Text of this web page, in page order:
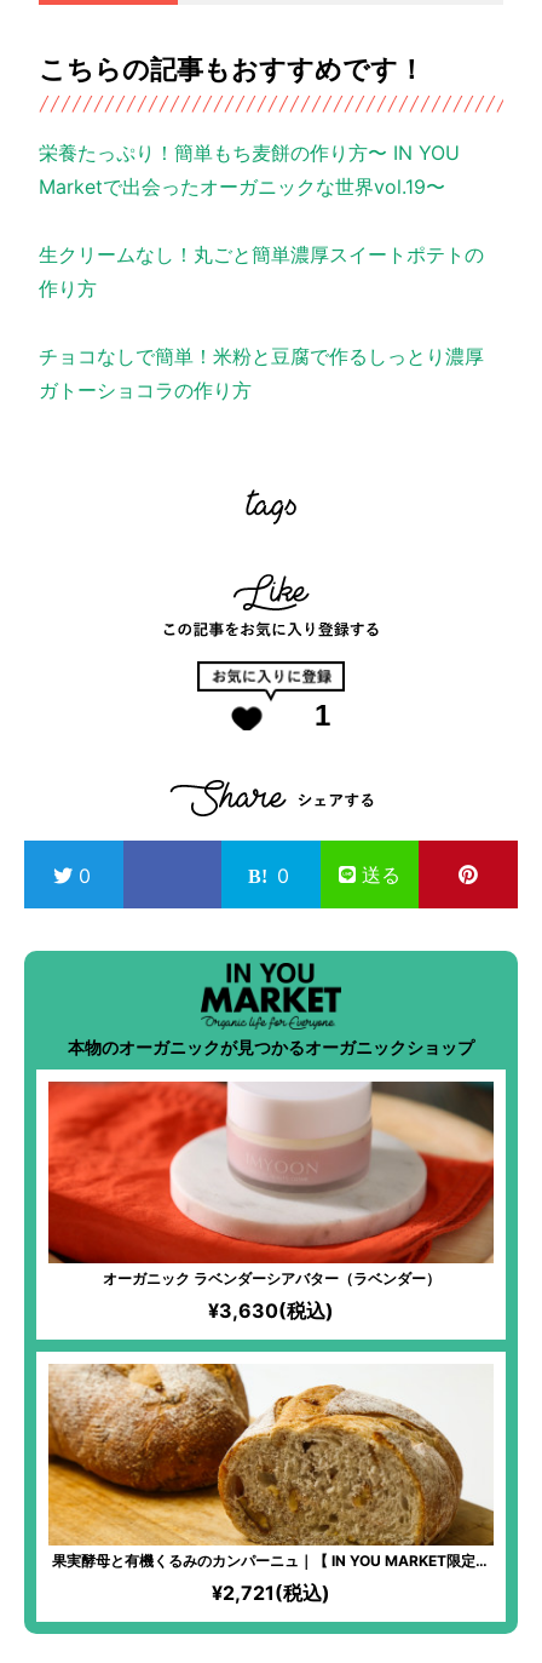
こちらの記事もおすすめです！
栄養たっぷり！簡単もち麦餅の作り方〜 IN YOU
Marketで出会ったオーガニックな世界vol.19〜
生クリームなし！丸ごと簡単濃厚スイートポテトの
作り方
チョコなしで簡単！米粉と豆腐で作るしっとり濃厚
ガトーショコラの作り方
1
0 0 送る
本物のオーガニックが見つかるオーガニックショップ
オーガニック ラベンダーシアバター（ラベンダー）
¥3,630(税込)
果実酵母と有機くるみのカンパーニュ｜【 IN YOU MARKET限定】
化学物質過敏症の方も安心して食べられるパンを！全原材料有機！
湧き水「景勝清水」と高価ななずなの塩を使用するほどのこだわり
ぶり！季節の果実を使った、自家製果実酵母を使用！
¥2,721(税込)